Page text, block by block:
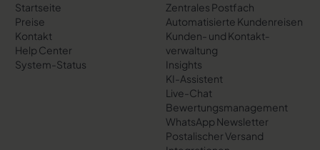
Startseite
Preise
Kontakt
Help Center
System-Status
Zentrales Postfach
Automatisierte Kundenreisen
Kunden- und Kontakt­
verwaltung
Insights
KI-Assistent
Live-Chat
Bewertungs­management
WhatsApp Newsletter
Postalischer Versand